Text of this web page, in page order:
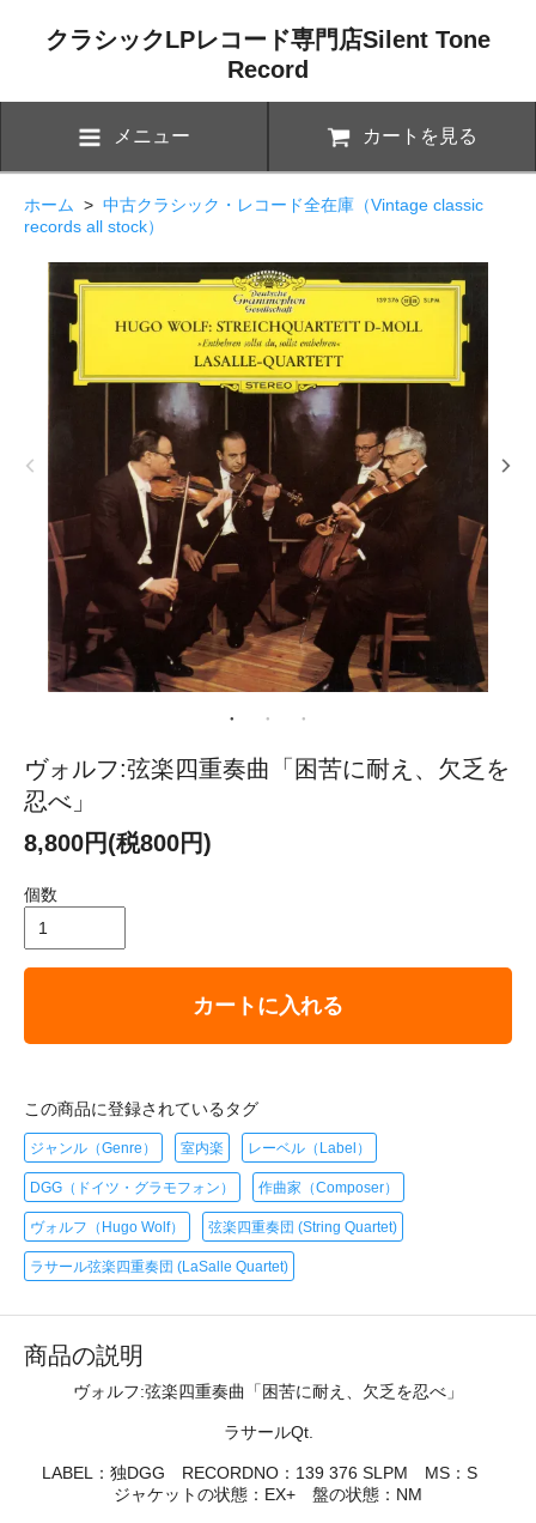
クラシックLPレコード専門店Silent Tone
Record
メニュー カートを見る
ホーム > 中古クラシック・レコード全在庫（Vintage classic
records all stock）
ヴォルフ:弦楽四重奏曲「困苦に耐え、欠乏を
忍べ」
8,800円(税800円)
個数
カートに入れる
この商品に登録されているタグ
ジャンル（Genre） 室内楽 レーベル（Label）
DGG（ドイツ・グラモフォン） 作曲家（Composer）
ヴォルフ（Hugo Wolf） 弦楽四重奏団 (String Quartet)
ラサール弦楽四重奏団 (LaSalle Quartet)
商品の説明
ヴォルフ:弦楽四重奏曲「困苦に耐え、欠乏を忍べ」
ラサールQt.
LABEL：独DGG RECORDNO：139 376 SLPM MS：S
ジャケットの状態：EX+ 盤の状態：NM